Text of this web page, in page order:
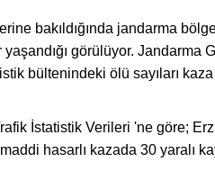
bakıldığında jandarma
görülüyor. Jandarma
bültenindeki ölü sayıları
İstatistik Verileri 'ne göre;
hasarlı kazada 30 yaralı